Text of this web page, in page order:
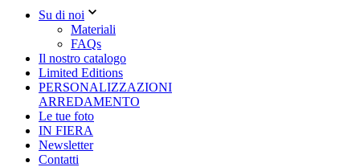
Su di noi
Materiali
FAQs
Il nostro catalogo
Limited Editions
PERSONALIZZAZIONI
ARREDAMENTO
Le tue foto
IN FIERA
Newsletter
Contatti